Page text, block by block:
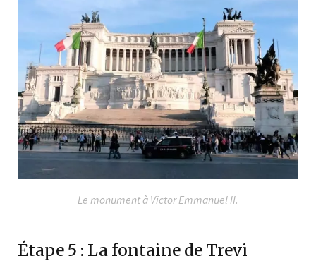
Le monument à Victor Emmanuel II.
Étape 5 : La fontaine de Trevi